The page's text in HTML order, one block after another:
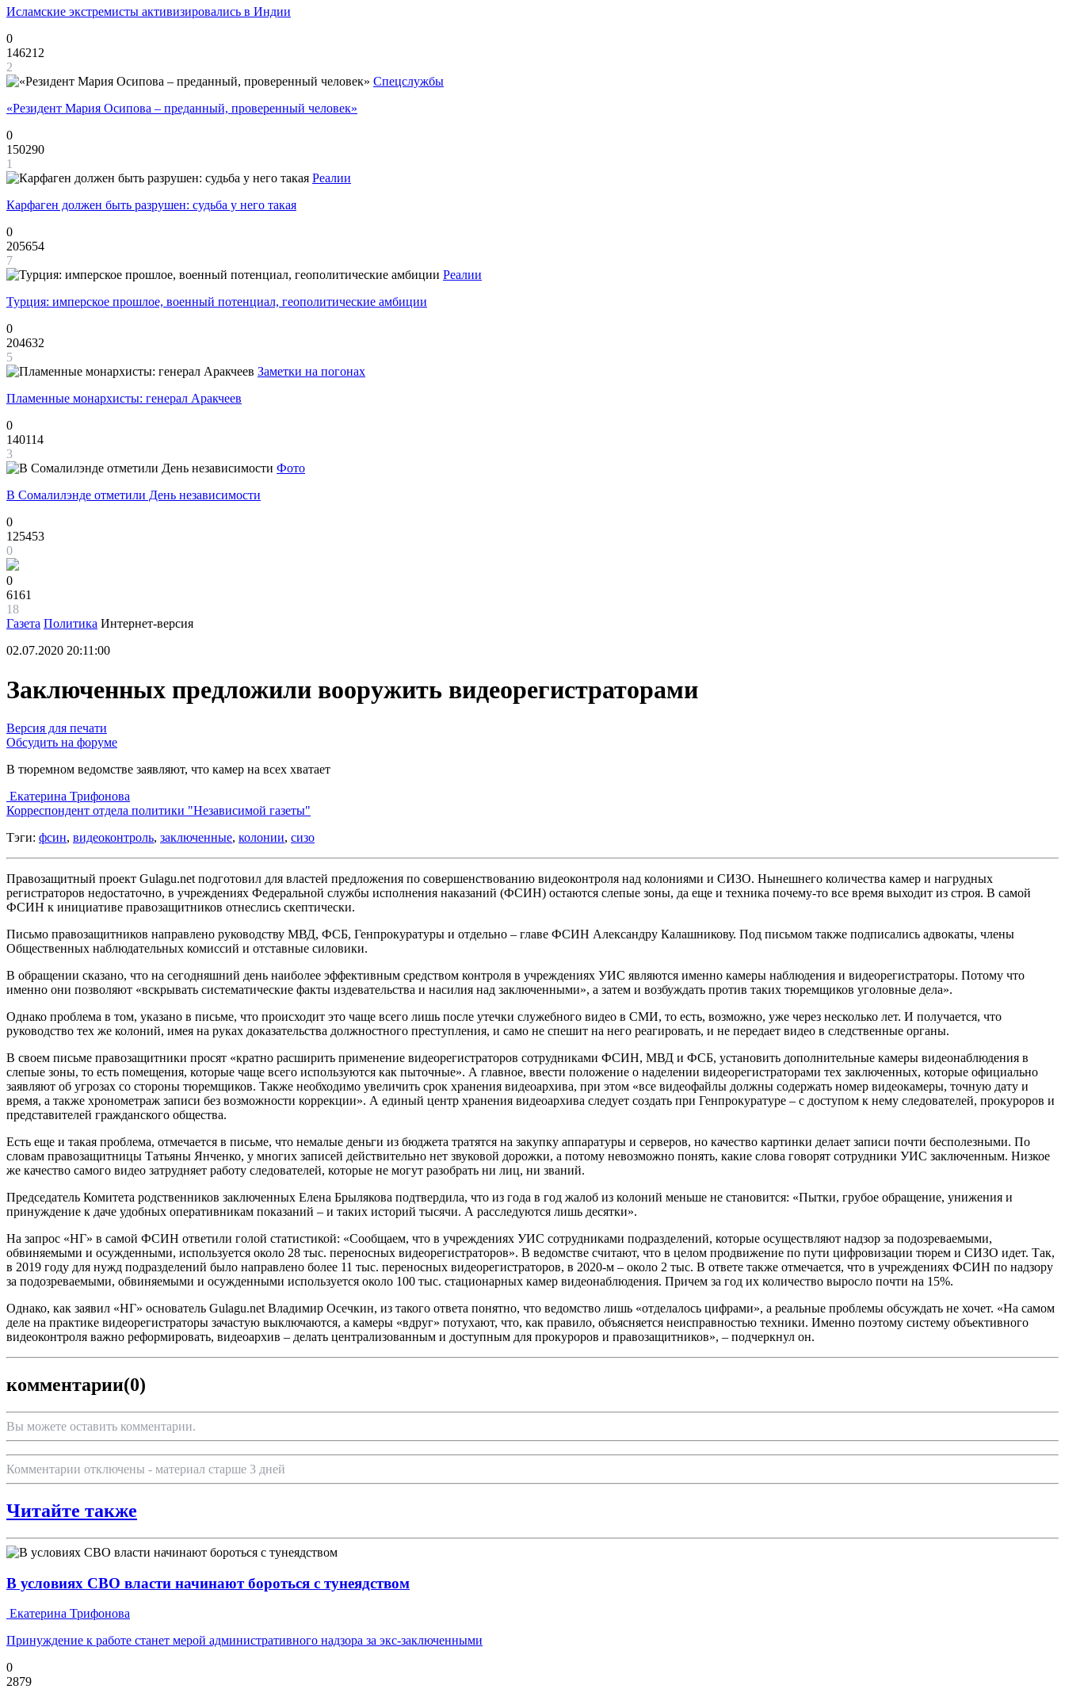
Исламские экстремисты активизировались в Индии
0
146212
2
Спецслужбы
«Резидент Мария Осипова – преданный, проверенный человек»
0
150290
1
Реалии
Карфаген должен быть разрушен: судьба у него такая
0
205654
7
Реалии
Турция: имперское прошлое, военный потенциал, геополитические амбиции
0
204632
5
Заметки на погонах
Пламенные монархисты: генерал Аракчеев
0
140114
3
Фото
В Сомалилэнде отметили День независимости
0
125453
0
0
6161
18
Газета Политика Интернет-версия
02.07.2020 20:11:00
Заключенных предложили вооружить видеорегистраторами
Версия для печати
Обсудить на форуме
В тюремном ведомстве заявляют, что камер на всех хватает
Екатерина Трифонова
Корреспондент отдела политики "Независимой газеты"
Тэги: фсин, видеоконтроль, заключенные, колонии, сизо
Правозащитный проект Gulagu.net подготовил для властей предложения по совершенствованию видеоконтроля над колониями и СИЗО. Нынешнего количества камер и нагрудных
регистраторов недостаточно, в учреждениях Федеральной службы исполнения наказаний (ФСИН) остаются слепые зоны, да еще и техника почему-то все время выходит из строя. В самой
ФСИН к инициативе правозащитников отнеслись скептически.
Письмо правозащитников направлено руководству МВД, ФСБ, Генпрокуратуры и отдельно – главе ФСИН Александру Калашникову. Под письмом также подписались адвокаты, члены
Общественных наблюдательных комиссий и отставные силовики.
В обращении сказано, что на сегодняшний день наиболее эффективным средством контроля в учреждениях УИС являются именно камеры наблюдения и видеорегистраторы. Потому что
именно они позволяют «вскрывать систематические факты издевательства и насилия над заключенными», а затем и возбуждать против таких тюремщиков уголовные дела».
Однако проблема в том, указано в письме, что происходит это чаще всего лишь после утечки служебного видео в СМИ, то есть, возможно, уже через несколько лет. И получается, что
руководство тех же колоний, имея на руках доказательства должностного преступления, и само не спешит на него реагировать, и не передает видео в следственные органы.
В своем письме правозащитники просят «кратно расширить применение видеорегистраторов сотрудниками ФСИН, МВД и ФСБ, установить дополнительные камеры видеонаблюдения в
слепые зоны, то есть помещения, которые чаще всего используются как пыточные». А главное, ввести положение о наделении видеорегистраторами тех заключенных, которые официально
заявляют об угрозах со стороны тюремщиков. Также необходимо увеличить срок хранения видеоархива, при этом «все видеофайлы должны содержать номер видеокамеры, точную дату и
время, а также хронометраж записи без возможности коррекции». А единый центр хранения видеоархива следует создать при Генпрокуратуре – с доступом к нему следователей, прокуроров и
представителей гражданского общества.
Есть еще и такая проблема, отмечается в письме, что немалые деньги из бюджета тратятся на закупку аппаратуры и серверов, но качество картинки делает записи почти бесполезными. По
словам правозащитницы Татьяны Янченко, у многих записей действительно нет звуковой дорожки, а потому невозможно понять, какие слова говорят сотрудники УИС заключенным. Низкое
же качество самого видео затрудняет работу следователей, которые не могут разобрать ни лиц, ни званий.
Председатель Комитета родственников заключенных Елена Брылякова подтвердила, что из года в год жалоб из колоний меньше не становится: «Пытки, грубое обращение, унижения и
принуждение к даче удобных оперативникам показаний – и таких историй тысячи. А расследуются лишь десятки».
На запрос «НГ» в самой ФСИН ответили голой статистикой: «Сообщаем, что в учреждениях УИС сотрудниками подразделений, которые осуществляют надзор за подозреваемыми,
обвиняемыми и осужденными, используется около 28 тыс. переносных видеорегистраторов». В ведомстве считают, что в целом продвижение по пути цифровизации тюрем и СИЗО идет. Так,
в 2019 году для нужд подразделений было направлено более 11 тыс. переносных видеорегистраторов, в 2020-м – около 2 тыс. В ответе также отмечается, что в учреждениях ФСИН по надзору
за подозреваемыми, обвиняемыми и осужденными используется около 100 тыс. стационарных камер видеонаблюдения. Причем за год их количество выросло почти на 15%.
Однако, как заявил «НГ» основатель Gulagu.net Владимир Осечкин, из такого ответа понятно, что ведомство лишь «отделалось цифрами», а реальные проблемы обсуждать не хочет. «На самом
деле на практике видеорегистраторы зачастую выключаются, а камеры «вдруг» потухают, что, как правило, объясняется неисправностью техники. Именно поэтому систему объективного
видеоконтроля важно реформировать, видеоархив – делать централизованным и доступным для прокуроров и правозащитников», – подчеркнул он.
комментарии(0)
Вы можете оставить комментарии.
Комментарии отключены - материал старше 3 дней
Читайте также
В условиях СВО власти начинают бороться с тунеядством
Екатерина Трифонова
Принуждение к работе станет мерой административного надзора за экс-заключенными
0
2879